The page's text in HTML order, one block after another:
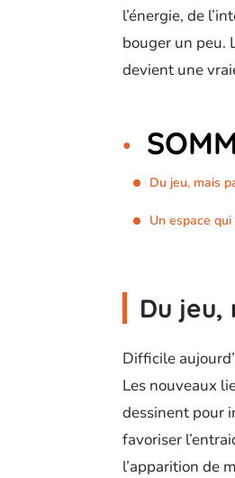
l’énergie, de
bouger un peu.
devient une
Du jeu, mais
Un espace
Du jeu,
Difficile
Les nouveaux
dessinent pour
favoriser
l’apparition de